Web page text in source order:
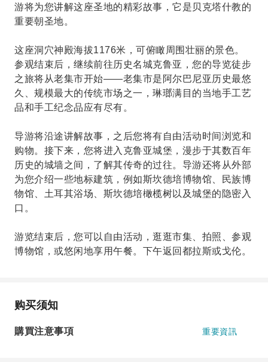
游将为您讲解这座圣地的精彩故事，它是贝克塔什教的
重要朝圣地。
这座洞穴神殿海拔1176米，可俯瞰周围壮丽的景色。
参观结束后，继续前往历史名城克鲁亚，您的导览徒步
之旅将从老集市开始——老集市是阿尔巴尼亚历史最悠
久、规模最大的传统市场之一，琳瑯满目的当地手工艺
品和手工纪念品应有尽有。
导游将沿途讲解故事，之后您将有自由活动时间浏览和
购物。接下来，您将进入克鲁亚城堡，漫步于其数百年
历史的城墙之间，了解其传奇的过往。导游还将从外部
为您介绍一些地标建筑，例如斯坎德培博物馆、民族博
物馆、土耳其浴场、斯坎德培橄榄树以及城堡的隐密入
口。
游览结束后，您可以自由活动，逛逛市集、拍照、参观
博物馆，或悠闲地享用午餐。下午返回都拉斯或戈伦。
购买须知
購買注意事項 重要資訊